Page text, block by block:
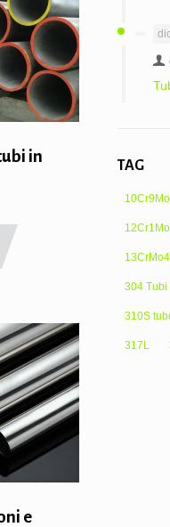
in
e
TAG
13CrMo4
304 Tubi
310S
317L